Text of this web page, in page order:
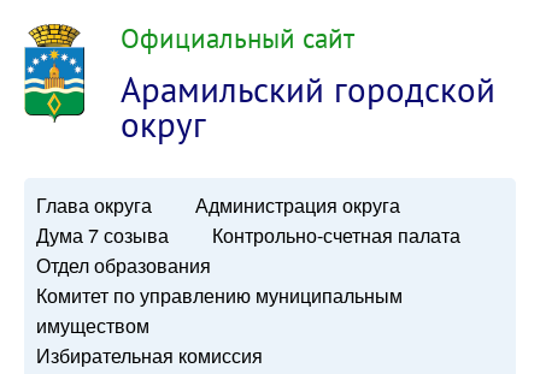
Официальный сайт
Арамильский городской
округ
Глава округа
Администрация округа
Дума 7 созыва
Контрольно-счетная палата
Отдел образования
Комитет по управлению муниципальным
имуществом
Избирательная комиссия